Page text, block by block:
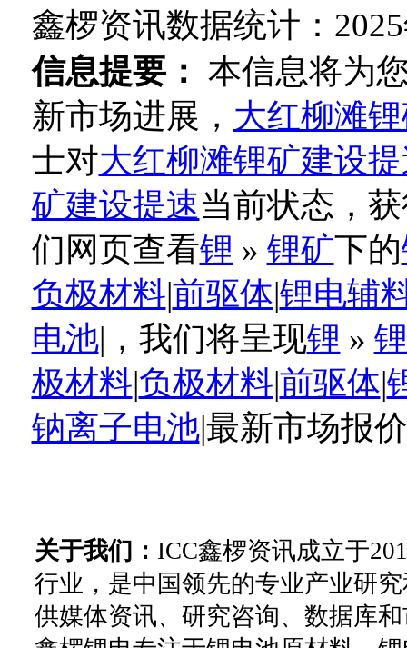
鑫椤资讯数据统计：
信息提要： 本信息将为
新市场进展， 大红柳滩
士对大红柳滩锂矿建设
矿建设提速当前状态，
们网页查看锂 » 锂矿下的
负极材料|前驱体|锂电辅
电池|，我们将呈现锂 »
极材料|负极材料|前驱体|
钠离子电池|最新市场报
关于我们： ICC鑫椤资讯成立于
行业，是中国领先的专业产业研
供媒体资讯、研究咨询、数据库